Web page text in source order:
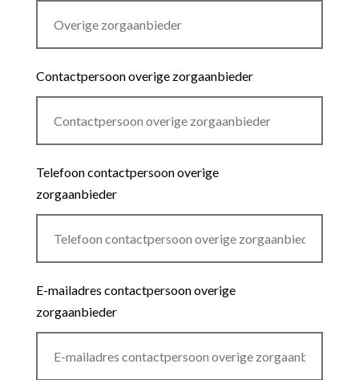
Contactpersoon overige zorgaanbieder
Telefoon contactpersoon overige
zorgaanbieder
E-mailadres contactpersoon overige
zorgaanbieder